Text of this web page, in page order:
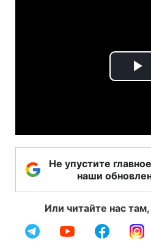
Не упустите
наши
Или читайте нас